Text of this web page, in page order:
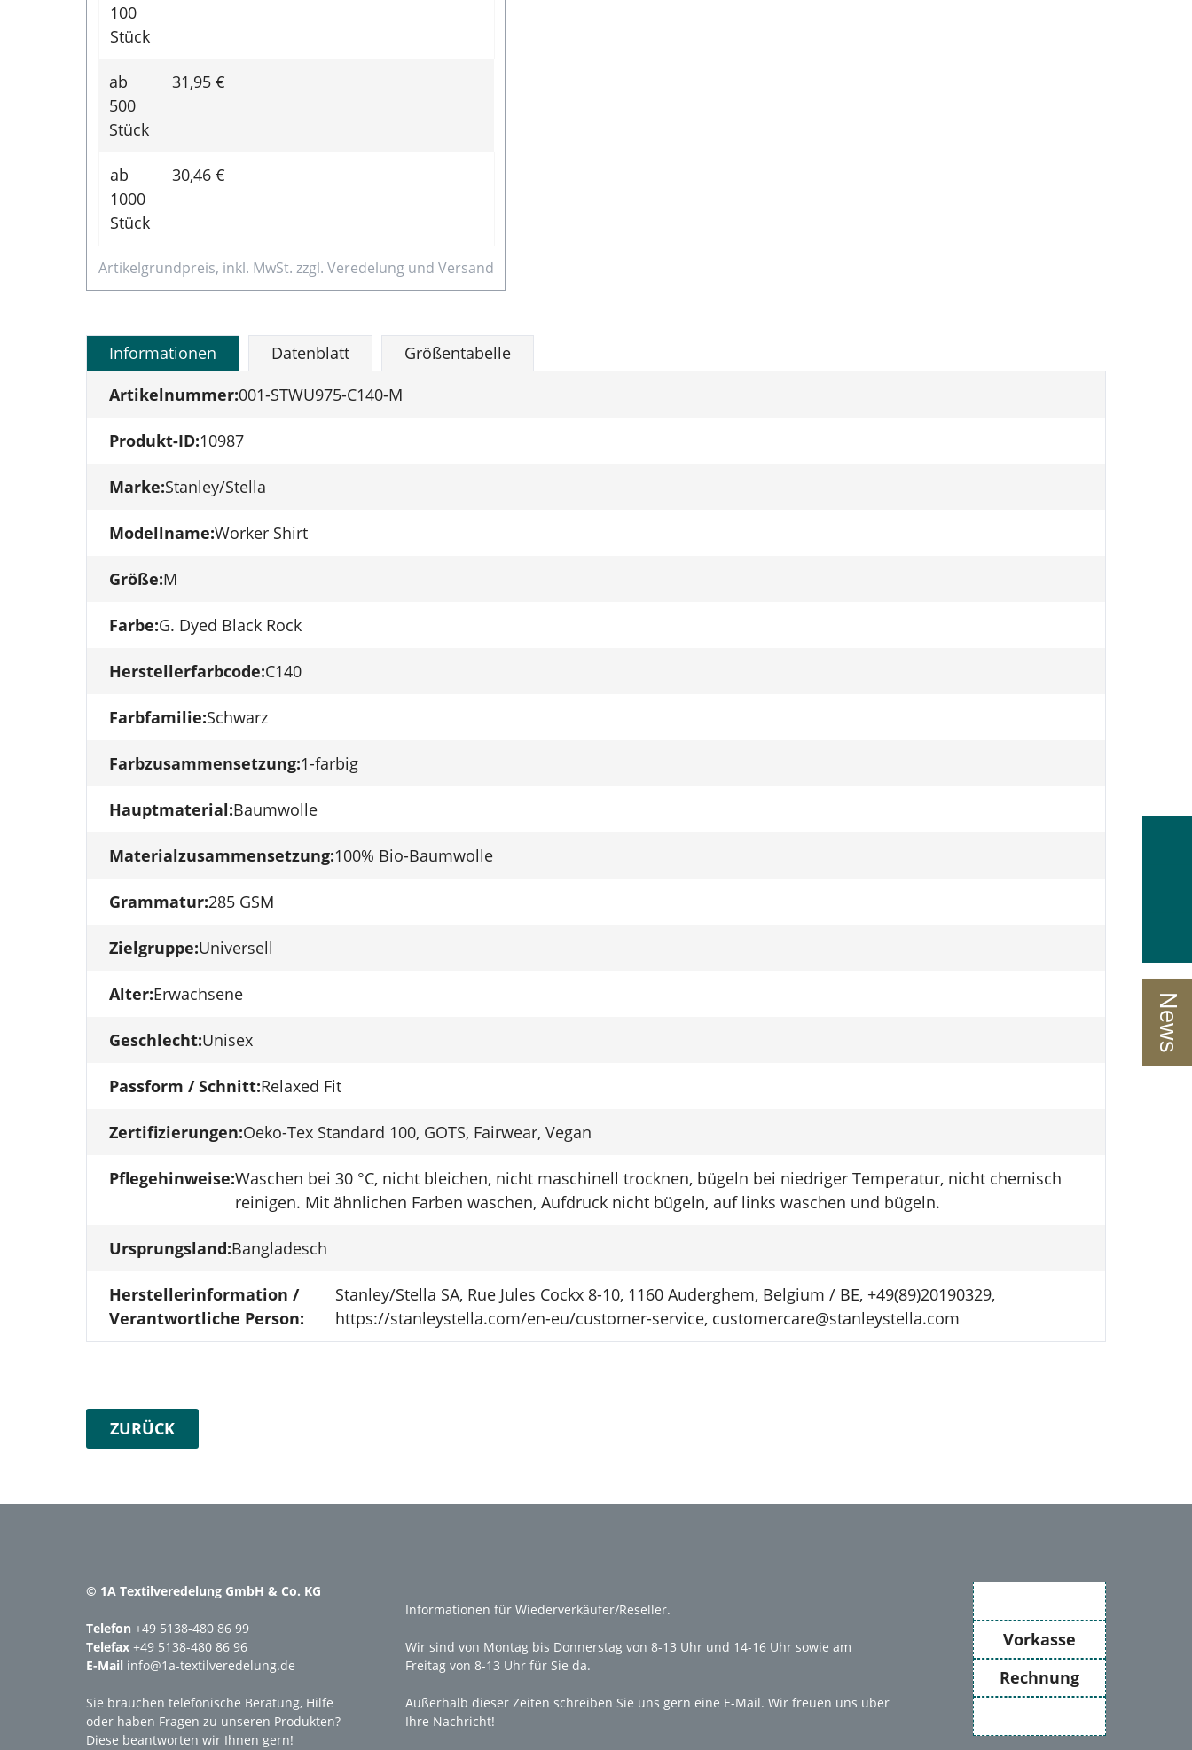
ANFRAGE
Bitte wählen Sie aus für welches Produkt Sie sich interessieren:
Schlüssel­anhänger
News
100
Stück
ab
500
Stück
31,95 €
ab
1000
Stück
30,46 €
Artikelgrundpreis, inkl. MwSt. zzgl. Veredelung und Versand
Informationen Datenblatt
Größentabelle
Artikelnummer:001-STWU975-C140-M
Produkt-ID:10987
Marke:Stanley/Stella
Modellname:Worker Shirt
Größe:M
Farbe:G. Dyed Black Rock
Herstellerfarbcode:C140
Farbfamilie:Schwarz
Farbzusammensetzung:1-farbig
Hauptmaterial:Baumwolle
Materialzusammensetzung:100% Bio-Baumwolle
Grammatur:285 GSM
Zielgruppe:Universell
Alter:Erwachsene
Geschlecht:Unisex
Passform / Schnitt:Relaxed Fit
Zertifizierungen:Oeko-Tex Standard 100, GOTS, Fairwear, Vegan
Pflegehinweise:Waschen bei 30 °C, nicht bleichen, nicht maschinell trocknen, bügeln bei niedriger Temperatur, nicht chemisch
reinigen. Mit ähnlichen Farben waschen, Aufdruck nicht bügeln, auf links waschen und bügeln.
Ursprungsland:Bangladesch
Herstellerinformation /
Verantwortliche Person:
Stanley/Stella SA, Rue Jules Cockx 8-10, 1160 Auderghem, Belgium / BE, +49(89)20190329,
https://stanleystella.com/en-eu/customer-service, customercare@stanleystella.com
ZURÜCK
© 1A Textilveredelung GmbH & Co. KG
Telefon +49 5138-480 86 99
Telefax +49 5138-480 86 96
E-Mail info@1a-textilveredelung.de
Sie brauchen telefonische Beratung, Hilfe
oder haben Fragen zu unseren Produkten?
Diese beantworten wir Ihnen gern!
Informationen für Wiederverkäufer/Reseller.
Wir sind von Montag bis Donnerstag von 8-13 Uhr und 14-16 Uhr sowie am
Freitag von 8-13 Uhr für Sie da.
Außerhalb dieser Zeiten schreiben Sie uns gern eine E-Mail. Wir freuen uns über
Ihre Nachricht!
Vorkasse
Rechnung